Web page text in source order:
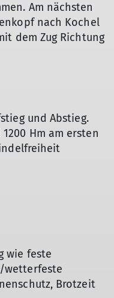
Am nächsten
nach Kochel
dem Zug Richtung
und Abstieg.
Hm am ersten
wie feste
wetterfeste
Brotzeit